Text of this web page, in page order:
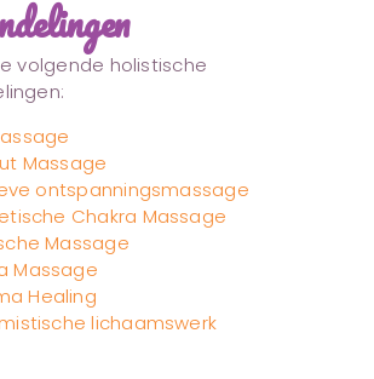
volgende holistische
Massage
ontspanningsmassage
Chakra Massage
Massage
Massage
Healing
lichaamswerk